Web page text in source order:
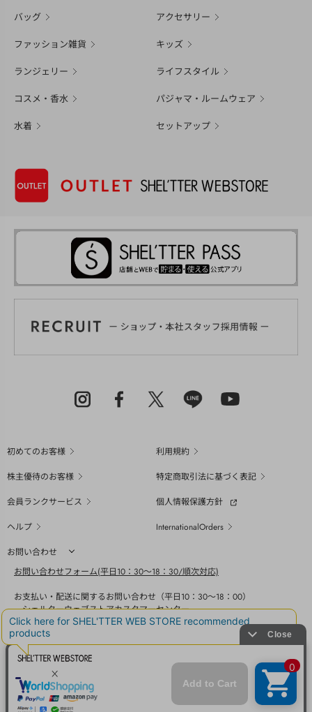
バッグ アクセサリー
ファッション雑貨 キッズ
ランジェリー ライフスタイル
コスメ・香水 パジャマ・ルームウェア
水着 セットアップ
初めてのお客様
利用規約
株主優待のお客様
特定商取引法に基づく表記
会員ランクサービス
個人情報保護方針
ヘルプ
InternationalOrders
お問い合わせ
お問い合わせフォーム(平日10：30～18：30/順次対応)
お支払い・配送に関するお問い合わせ（平日10：30～18：00）
シェルターウェブストアカスタマーセンター
0800-123-6820
商品の素材、サイズ、仕様等に関するお問い合せ（平日10：30～18：00）
バロックジャパンリミテッドコールセンター
03-6730-9191
BAROQUE JAPAN LIMITED 採用情報